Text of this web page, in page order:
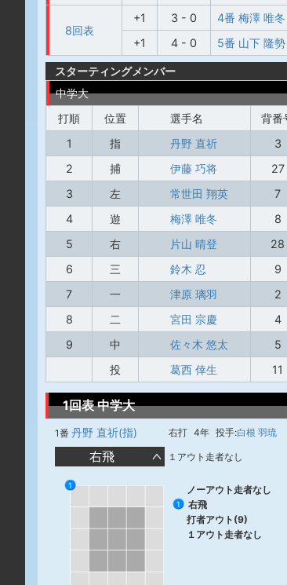
8回表
+1 3 - 0 4番 梅澤 唯冬
+1
4 - 0 5番 山下 隆勢
スターティングメンバー
中学大
打順
位置 選手名 背番
1
指 丹野 直祈 3
2
捕 伊藤 巧将 27
3
左 常世田 翔英 7
4
遊 梅澤 唯冬 8
5
右 片山 晴登 28
6
三 鈴木 忍 9
7
一 津原 璃羽 2
8
二 宮田 宗慶 4
9
中 佐々木 悠太 5
投
葛西 倖生 11
1回表 中学大
1番 丹野 直祈(指) 右打 4年 投手:白根 羽琉
右飛 １アウト走者なし
1 ノーアウト走者なし
1
右飛
打者アウト(9)
１アウト走者なし